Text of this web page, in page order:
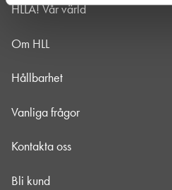
HLLÅ! Vår värld
Om HLL
Hållbarhet
Vanliga frågor
Kontakta oss
Bli kund